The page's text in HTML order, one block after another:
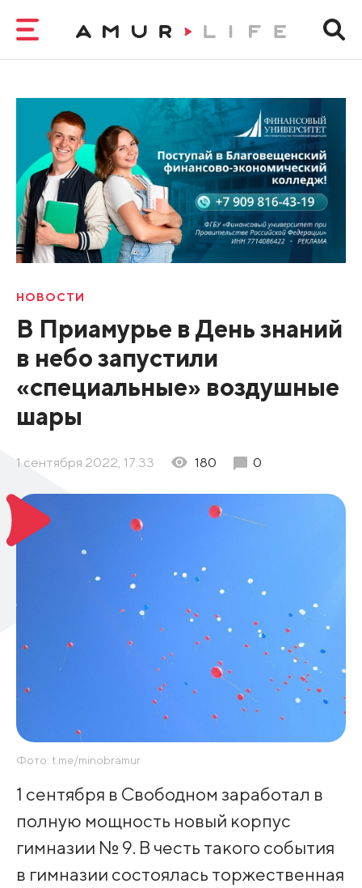
НОВОСТИ
В Приамурье в День знаний
в небо запустили
«специальные» воздушные
шары
1 сентября 2022, 17:33 180 0
Фото: t.me/minobramur
1 сентября в Свободном заработал в
полную мощность новый корпус
гимназии № 9. В честь такого события
в гимназии состоялась торжественная